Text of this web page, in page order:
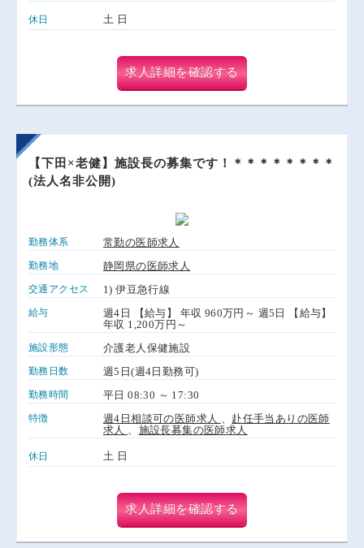
休日 土 日
求人詳細を確認する
【下田×老健】施設長の募集です！＊＊＊＊＊＊＊＊
(法人名非公開)
勤務体系 常勤の医師求人
勤務地 静岡県の医師求人
交通アクセス 1) 伊豆急行線
給与
週4日 【給与】 年収 960万円～ 週5日 【給与】
年収 1,200万円～
施設形態 介護老人保健施設
勤務日数 週5日(週4日勤務可)
勤務時間 平日 08:30 ～ 17:30
特徴 週4日相談可の医師求人
赴任手当ありの医師
求人
施設長募集の医師求人
休日 土 日
求人詳細を確認する